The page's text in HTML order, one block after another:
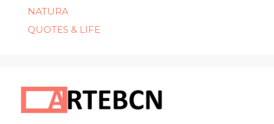
NATURA
QUOTES & LIFE